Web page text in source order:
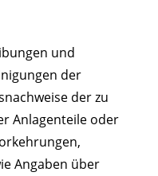
und
der
der zu
Anlagenteile oder
Angaben über